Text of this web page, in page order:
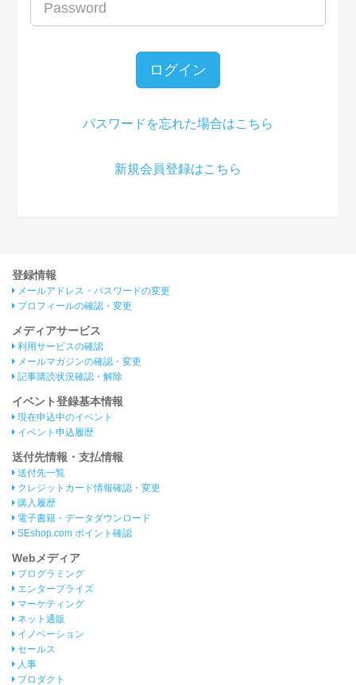
ログイン
パスワードを忘れた場合はこちら
新規会員登録はこちら
登録情報
メールアドレス・パスワードの変更
プロフィールの確認・変更
メディアサービス
利用サービスの確認
メールマガジンの確認・変更
記事購読状況確認・解除
イベント登録基本情報
現在申込中のイベント
イベント申込履歴
送付先情報・支払情報
送付先一覧
クレジットカード情報確認・変更
購入履歴
電子書籍・データダウンロード
SEshop.com ポイント確認
Webメディア
プログラミング
エンタープライズ
マーケティング
ネット通販
イノベーション
セールス
人事
プロダクト